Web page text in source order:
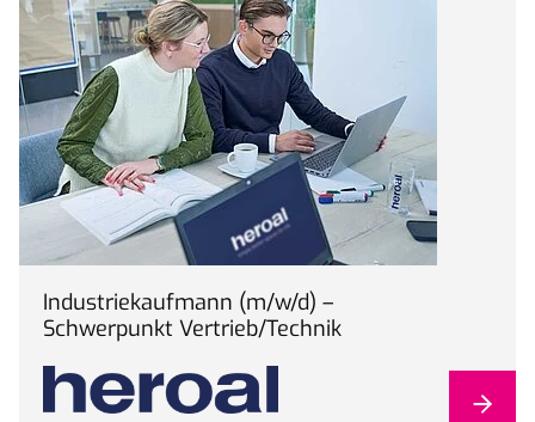
Industriekaufmann (m/w/d) –
Schwerpunkt Vertrieb/Technik